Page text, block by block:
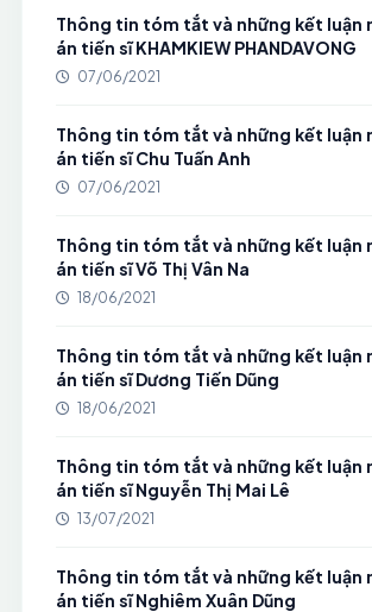
Thông tin tóm tắt và những kết luận
án tiến sĩ KHAMKIEW PHANDAVONG
07/06/2021
Thông tin tóm tắt và những kết luận
án tiến sĩ Chu Tuấn Anh
07/06/2021
Thông tin tóm tắt và những kết luận
án tiến sĩ Võ Thị Vân Na
18/06/2021
Thông tin tóm tắt và những kết luận
án tiến sĩ Dương Tiến Dũng
18/06/2021
Thông tin tóm tắt và những kết luận
án tiến sĩ Nguyễn Thị Mai Lê
13/07/2021
Thông tin tóm tắt và những kết luận
án tiến sĩ Nghiêm Xuân Dũng